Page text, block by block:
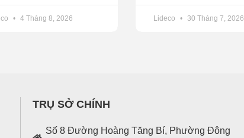
4 Tháng 8, 2026 Lideco 30 Tháng 7, 2026
TRỤ SỞ CHÍNH
Số 8 Đường Hoàng Tăng Bí, Phường Đông